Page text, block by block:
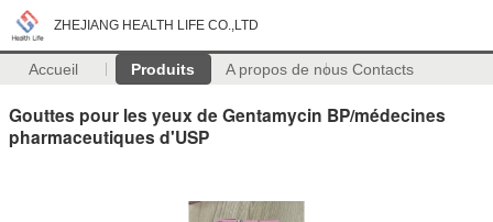
ZHEJIANG HEALTH LIFE CO.,LTD
Accueil Produits A propos de nous Contacts
Gouttes pour les yeux de Gentamycin BP/médecines
pharmaceutiques d'USP